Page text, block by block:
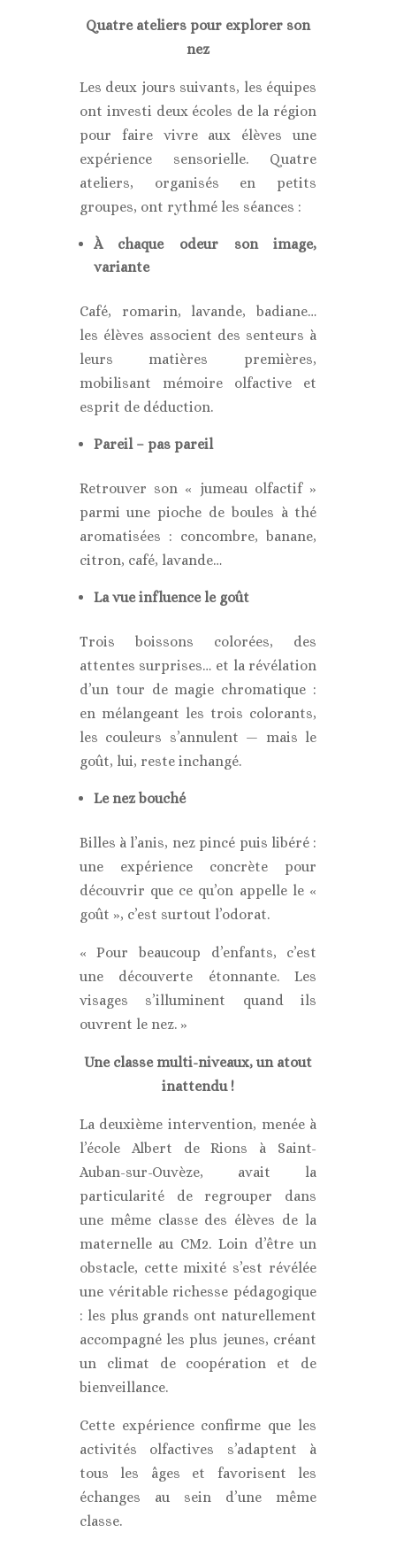
Quatre ateliers pour explorer son
nez
Les deux jours suivants, les équipes
ont investi deux écoles de la région
pour faire vivre aux élèves une
expérience sensorielle. Quatre
ateliers, organisés en petits
groupes, ont rythmé les séances :
À chaque odeur son image,
variante
Café, romarin, lavande, badiane…
les élèves associent des senteurs à
leurs matières premières,
mobilisant mémoire olfactive et
esprit de déduction.
Pareil – pas pareil
Retrouver son « jumeau olfactif »
parmi une pioche de boules à thé
aromatisées : concombre, banane,
citron, café, lavande…
La vue influence le goût
Trois boissons colorées, des
attentes surprises… et la révélation
d’un tour de magie chromatique :
en mélangeant les trois colorants,
les couleurs s’annulent — mais le
goût, lui, reste inchangé.
Le nez bouché
Billes à l’anis, nez pincé puis libéré :
une expérience concrète pour
découvrir que ce qu’on appelle le «
goût », c’est surtout l’odorat.
« Pour beaucoup d’enfants, c’est
une découverte étonnante. Les
visages s’illuminent quand ils
ouvrent le nez. »
Une classe multi-niveaux, un atout
inattendu !
La deuxième intervention, menée à
l’école Albert de Rions à Saint-
Auban-sur-Ouvèze, avait la
particularité de regrouper dans
une même classe des élèves de la
maternelle au CM2. Loin d’être un
obstacle, cette mixité s’est révélée
une véritable richesse pédagogique
: les plus grands ont naturellement
accompagné les plus jeunes, créant
un climat de coopération et de
bienveillance.
Cette expérience confirme que les
activités olfactives s’adaptent à
tous les âges et favorisent les
échanges au sein d’une même
classe.